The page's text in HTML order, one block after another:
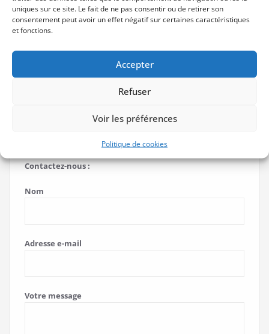
uniques sur ce site. Le fait de ne pas consentir ou de retirer son
consentement peut avoir un effet négatif sur certaines caractéristiques
et fonctions.
Accepter
Refuser
Voir les préférences
Politique de cookies
Consultez notrepolitique de
confidentialitépour plus
d’informations.
Contactez-nous :
Nom
Adresse e-mail
Votre message